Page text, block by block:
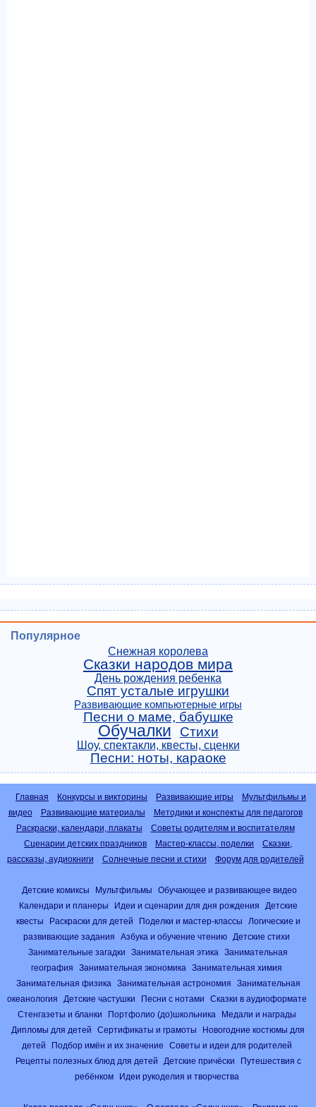
Популярное
Снежная королева
Сказки народов мира
День рождения ребенка
Спят усталые игрушки
Развивающие компьютерные игры
Песни о маме, бабушке
Обучалки Стихи
Шоу, спектакли, квесты, сценки
Песни: ноты, караоке
Главная Конкурсы и викторины Развивающие игры
Мультфильмы и
видео
Развивающие материалы
Методики и конспекты для педагогов
Раскраски, календари, плакаты
Советы родителям и воспитателям
Сценарии детских праздников
Мастер-классы, поделки
Сказки,
рассказы, аудиокниги
Солнечные песни и стихи Форум для родителей
Детские комиксы Мультфильмы
Обучающее и развивающее видео
Календари и планеры
Идеи и сценарии для дня рождения
Детские
квесты
Раскраски для детей Поделки и мастер-классы
Логические и
развивающие задания
Азбука и обучение чтению
Детские стихи
Занимательные загадки
Занимательная этика
Занимательная
география
Занимательная экономика
Занимательная химия
Занимательная физика
Занимательная астрономия
Занимательная
океанология
Детские частушки Песни с нотами
Сказки в аудиоформате
Стенгазеты и бланки
Портфолио (до)школьника
Медали и награды
Дипломы для детей
Сертификаты и грамоты
Новогодние костюмы для
детей
Подбор имён и их значение
Советы и идеи для родителей
Рецепты полезных блюд для детей
Детские причёски
Путешествия с
ребёнком
Идеи рукоделия и творчества